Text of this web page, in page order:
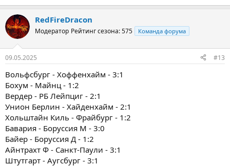
RedFireDracon
Модератор Рейтинг сезона: 575 Команда форума
09.05.2025 #13
Вольфсбург - Хоффенхайм - 3:1
Бохум - Майнц - 1:2
Вердер - РБ Лейпциг - 2:1
Унион Берлин - Хайденхайм - 2:1
Хольштайн Киль - Фрайбург - 1:2
Бавария - Боруссия М - 3:0
Байер - Боруссия Д - 1:2
Айнтрахт Ф - Санкт-Паули - 3:1
Штутгарт - Аугсбург - 3:1